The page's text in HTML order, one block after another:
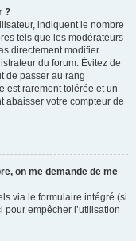
?
indiquent le nombre
tels que les modérateurs
directement modifier
du forum. Évitez de
de passer au rang
est rarement tolérée et un
abaisser votre compteur de
on me demande de me
via le formulaire intégré (si
pour empêcher l’utilisation